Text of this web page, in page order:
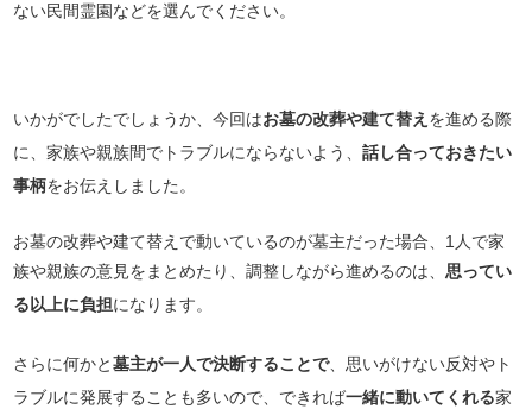
ない民間霊園などを選んでください。
いかがでしたでしょうか、今回はお墓の改葬や建て替え を進める際
に、家族や親族間でトラブルにならないよう、話し合っておきたい
事柄をお伝えしました。
お墓の改葬や建て替えで動いているのが墓主だった場合、1人で家
族や親族の意見をまとめたり、調整しながら進めるのは、思ってい
る以上に負担になります。
さらに何かと墓主が一人で決断することで、思いがけない反対やト
ラブルに発展することも多いので、できれば一緒に動いてくれる家